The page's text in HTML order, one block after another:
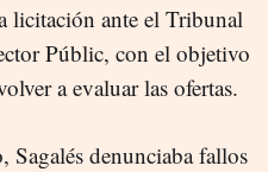
licitación ante el Tribunal
Públic, con el objetivo
a evaluar las ofertas.
Sagalés denunciaba fallos